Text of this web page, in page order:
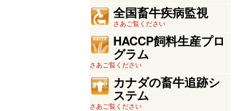
全国畜牛疾病監視
さあご覧ください
HACCP飼料生産プロ
グラム
さあご覧ください
カナダの畜牛追跡シ
ステム
さあご覧ください